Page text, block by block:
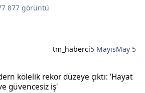
877 görüntü
tm_haberci5 MayısMay 5
kölelik rekor düzeye çıktı: 'Hayat
güvencesiz iş'